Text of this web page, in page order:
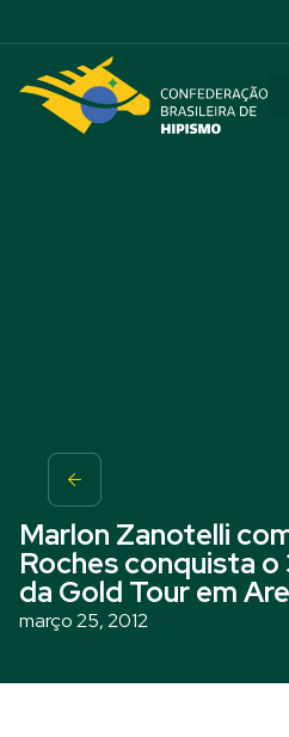
Marlon Zanotelli
Roches conquista
da Gold Tour em
março 25, 2012